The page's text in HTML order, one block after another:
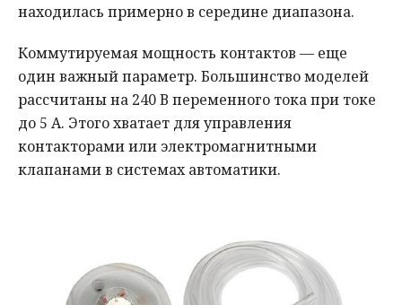
находилась примерно в середине диапазона.
Коммутируемая мощность контактов — еще
один важный параметр. Большинство моделей
рассчитаны на 240 В переменного тока при токе
до 5 А. Этого хватает для управления
контакторами или электромагнитными
клапанами в системах автоматики.